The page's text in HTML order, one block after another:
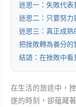
迷思一：失敗代表
迷思二：只要努力
迷思三：真正成熟
把挫敗轉為養分的
結語：在挫敗中
在生活的旅途中，
遂的時刻，卻蘊藏